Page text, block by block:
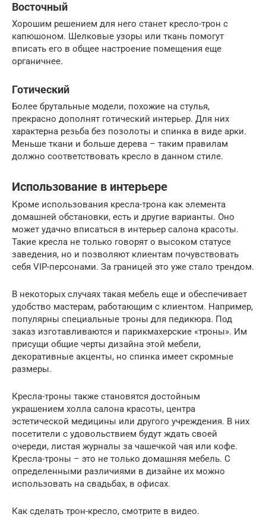
Восточный
Хорошим решением для него станет кресло-трон с
капюшоном. Шелковые узоры или ткань помогут
вписать его в общее настроение помещения еще
органичнее.
Готический
Более брутальные модели, похожие на стулья,
прекрасно дополнят готический интерьер. Для них
характерна резьба без позолоты и спинка в виде арки.
Меньше ткани и больше дерева – таким правилам
должно соответствовать кресло в данном стиле.
Использование в интерьере
Кроме использования кресла-трона как элемента
домашней обстановки, есть и другие варианты. Оно
может удачно вписаться в интерьер салона красоты.
Такие кресла не только говорят о высоком статусе
заведения, но и позволяют клиентам почувствовать
себя VIP-персонами. За границей это уже стало трендом.
В некоторых случаях такая мебель еще и обеспечивает
удобство мастерам, работающим с клиентом. Например,
популярны специальные троны для педикюра. Под
заказ изготавливаются и парикмахерские «троны». Им
присущи общие черты дизайна этой мебели,
декоративные акценты, но спинка имеет скромные
размеры.
Кресла-троны также становятся достойным
украшением холла салона красоты, центра
эстетической медицины или другого учреждения. В них
посетители с удовольствием будут ждать своей
очереди, листая журналы за чашечкой чая или кофе.
Кресла-троны – это не только домашняя мебель. С
определенными различиями в дизайне их можно
использовать на свадьбах, в офисах.
Как сделать трон-кресло, смотрите в видео.